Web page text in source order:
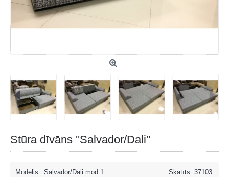
Stūra dīvāns ''Salvador/Dali''
Skatīts: 37103
Modelis: Salvador/Dali mod.1